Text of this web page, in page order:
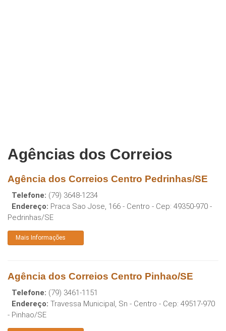
Agências dos Correios
Agência dos Correios Centro Pedrinhas/SE
Telefone: (79) 3648-1234
Endereço: Praca Sao Jose, 166 - Centro - Cep: 49350-970 -
Pedrinhas/SE
Mais Informações
Agência dos Correios Centro Pinhao/SE
Telefone: (79) 3461-1151
Endereço: Travessa Municipal, Sn - Centro - Cep: 49517-970
- Pinhao/SE